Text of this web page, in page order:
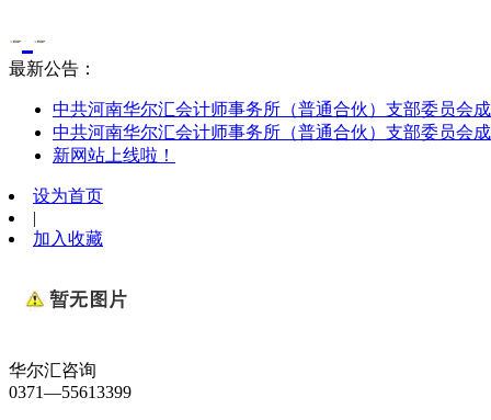
最新公告：
中共河南华尔汇会计师事务所（普通合伙）支部委员会
中共河南华尔汇会计师事务所（普通合伙）支部委员会
新网站上线啦！
设为首页
|
加入收藏
华尔汇咨询
0371—55613399